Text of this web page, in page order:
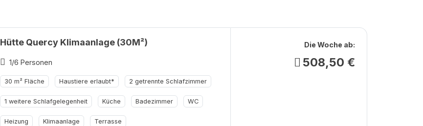
Hütte Quercy Klimaanlage (30M²)
1/6 Personen
30 m² Fläche Haustiere erlaubt* 2 getrennte Schlafzimmer
1 weitere Schlafgelegenheit Küche Badezimmer WC
Heizung Klimaanlage Terrasse
Die Woche ab:
508,50 €